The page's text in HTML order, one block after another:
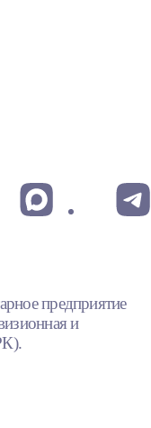
предприятие
и